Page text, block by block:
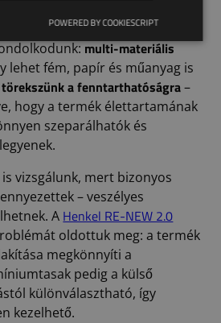
új termék komplexitásától
egy évet vesz igénybe, és nem
multi-materiális
lehet fém, papír és műanyag is
törekszünk a fenntarthatóságra–
hogy a termék élettartamának
szeparálhatók és
vizsgálunk, mert bizonyos
– veszélyes
A Henkel RE-NEW 2.0
oldottuk meg: a termék
megkönnyíti a
pedig a külső
különválasztható, így
kezelhető.
POWERED BY COOKIESCRIPT